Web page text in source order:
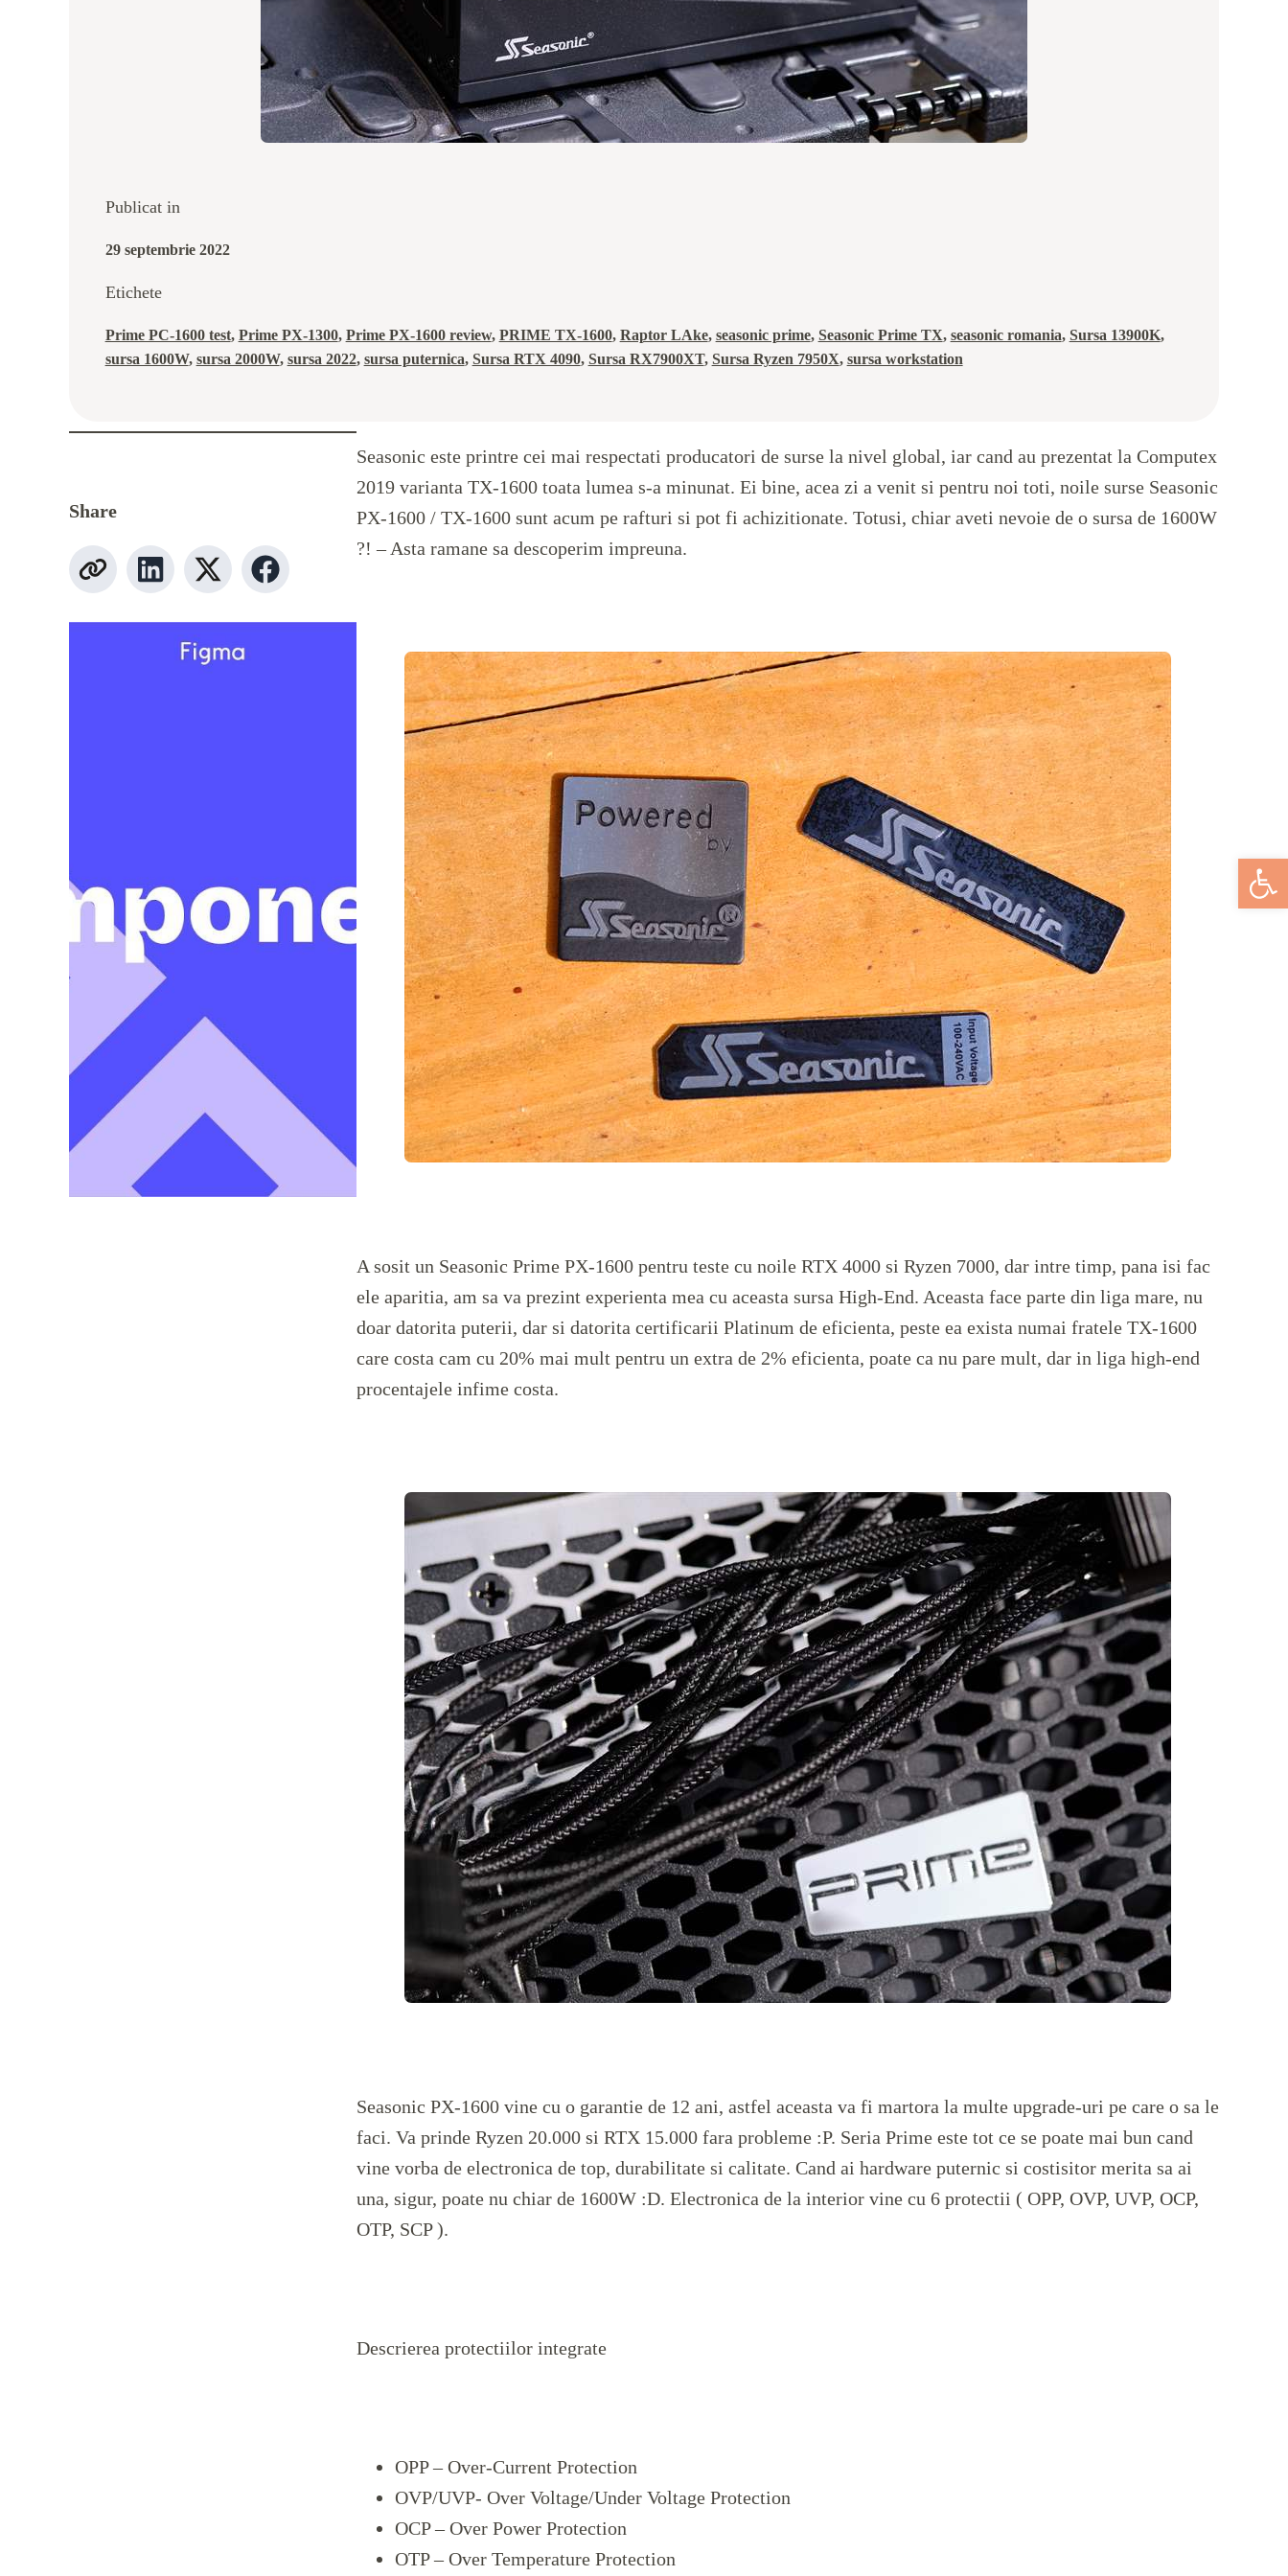
Deschide
Publicat in
29 septembrie 2022
Etichete
Prime PC-1600 test, Prime PX-1300, Prime PX-1600 review, PRIME TX-1600, Raptor LAke, seasonic prime, Seasonic Prime TX, seasonic romania, Sursa 13900K ,
sursa 1600W, sursa 2000W, sursa 2022, sursa puternica, Sursa RTX 4090, Sursa RX7900XT, Sursa Ryzen 7950X, sursa workstation
Share
Seasonic este printre cei mai respectati producatori de surse la nivel global, iar cand au prezentat la Computex
2019 varianta TX-1600 toata lumea s-a minunat. Ei bine, acea zi a venit si pentru noi toti, noile surse Seasonic
PX-1600 / TX-1600 sunt acum pe rafturi si pot fi achizitionate. Totusi, chiar aveti nevoie de o sursa de 1600W
?! – Asta ramane sa descoperim impreuna.
A sosit un Seasonic Prime PX-1600 pentru teste cu noile RTX 4000 si Ryzen 7000, dar intre timp, pana isi fac
ele aparitia, am sa va prezint experienta mea cu aceasta sursa High-End. Aceasta face parte din liga mare, nu
doar datorita puterii, dar si datorita certificarii Platinum de eficienta, peste ea exista numai fratele TX-1600
care costa cam cu 20% mai mult pentru un extra de 2% eficienta, poate ca nu pare mult, dar in liga high-end
procentajele infime costa.
Seasonic PX-1600 vine cu o garantie de 12 ani, astfel aceasta va fi martora la multe upgrade-uri pe care o sa le
faci. Va prinde Ryzen 20.000 si RTX 15.000 fara probleme :P. Seria Prime este tot ce se poate mai bun cand
vine vorba de electronica de top, durabilitate si calitate. Cand ai hardware puternic si costisitor merita sa ai
una, sigur, poate nu chiar de 1600W :D. Electronica de la interior vine cu 6 protectii ( OPP, OVP, UVP, OCP,
OTP, SCP).
Descrierea protectiilor integrate
OPP – Over-Current Protection
OVP/UVP- Over Voltage/Under Voltage Protection
OCP – Over Power Protection
OTP – Over Temperature Protection